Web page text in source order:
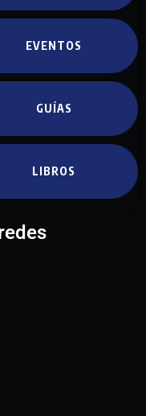
EVENTOS
GUÍAS
LIBROS